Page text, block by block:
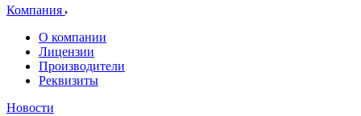
Компания
О компании
Лицензии
Производители
Реквизиты
Новости